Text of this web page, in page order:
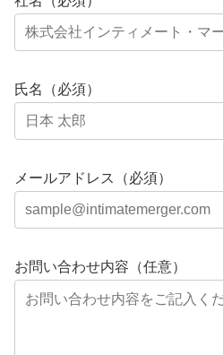
氏名（必須）
メールアドレス（必須）
お問い合わせ内容（任意）